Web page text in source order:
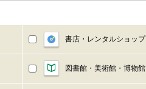
書店・レンタルショップ
図書館・美術館・博物館